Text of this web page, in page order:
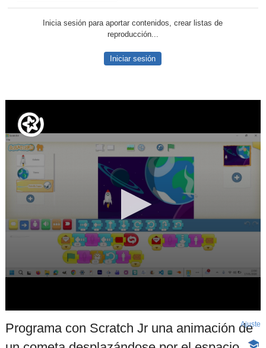
Inicia sesión para aportar contenidos, crear listas de
reproducción...
Iniciar sesión
Programa con Scratch Jr una animación de
-
Ajuste